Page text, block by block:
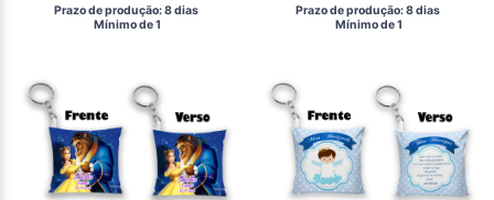
Prazo de produção: 8 dias
  Mínimo de 1
Prazo de produção: 8 dias
  Mínimo de 1